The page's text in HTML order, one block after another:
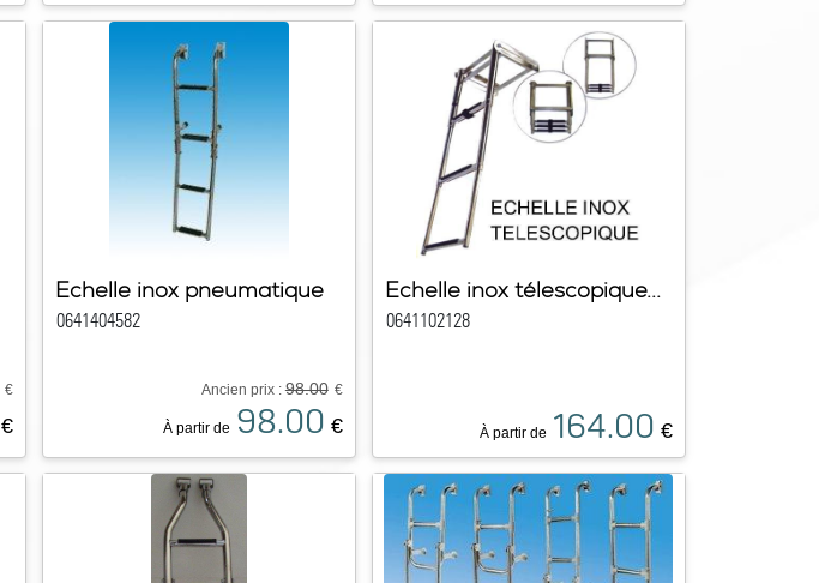
€
€
Echelle inox pneumatique
0641404582
Ancien prix :98.00 €
À partir de 98.00 €
Echelle inox télescopique...
0641102128
À partir de 164.00 €